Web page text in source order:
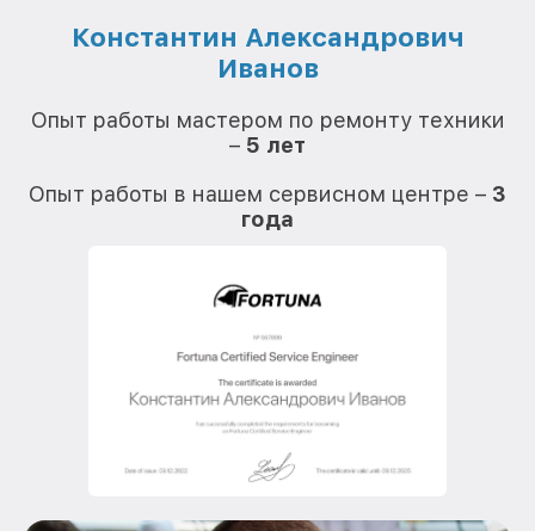
Константин Александрович
Иванов
Опыт работы мастером по ремонту техники
– 5 лет
Опыт работы в нашем сервисном центре – 3
года